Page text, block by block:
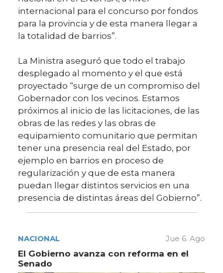
internacional para el concurso por fondos
para la provincia y de esta manera llegar a
la totalidad de barrios”.
La Ministra aseguró que todo el trabajo
desplegado al momento y el que está
proyectado “surge de un compromiso del
Gobernador con los vecinos. Estamos
próximos al inicio de las licitaciones, de las
obras de las redes y las obras de
equipamiento comunitario que permitan
tener una presencia real del Estado, por
ejemplo en barrios en proceso de
regularización y que de esta manera
puedan llegar distintos servicios en una
presencia de distintas áreas del Gobierno”.
NACIONAL Jue 6. Ago
El Gobierno avanza con reforma en el
Senado